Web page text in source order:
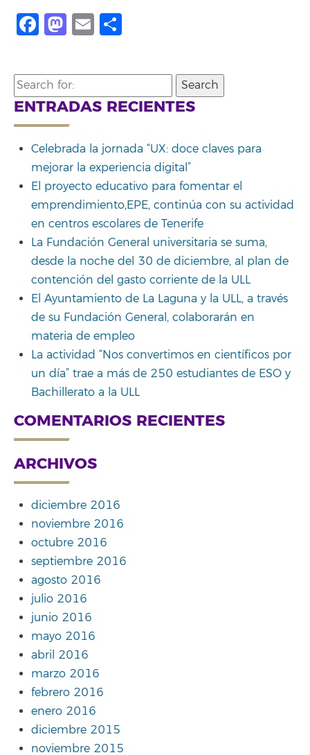
Facebook
Mastodon
Email
Search
for:
ENTRADAS RECIENTES
Celebrada la jornada “UX: doce claves para
mejorar la experiencia digital”
El proyecto educativo para fomentar el
emprendimiento,EPE, continúa con su actividad
en centros escolares de Tenerife
La Fundación General universitaria se suma,
desde la noche del 30 de diciembre, al plan de
contención del gasto corriente de la ULL
El Ayuntamiento de La Laguna y la ULL, a través
de su Fundación General, colaborarán en
materia de empleo
La actividad “Nos convertimos en científicos por
un día” trae a más de 250 estudiantes de ESO y
Bachillerato a la ULL
COMENTARIOS RECIENTES
ARCHIVOS
diciembre 2016
noviembre 2016
octubre 2016
septiembre 2016
agosto 2016
julio 2016
junio 2016
mayo 2016
abril 2016
marzo 2016
febrero 2016
enero 2016
diciembre 2015
noviembre 2015